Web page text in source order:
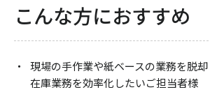
こんな方におすすめ
現場の手作業や紙ベースの業務を脱却
在庫業務を効率化したいご担当者様